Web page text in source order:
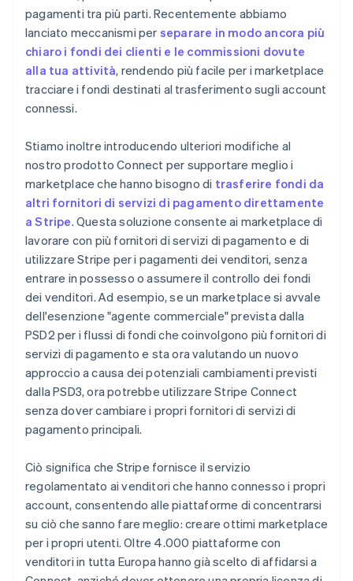
pagamenti tra più parti. Recentemente abbiamo
lanciato meccanismi per separare in modo ancora più
chiaro i fondi dei clienti e le commissioni dovute
alla tua attività, rendendo più facile per i marketplace
tracciare i fondi destinati al trasferimento sugli account
connessi.
Stiamo inoltre introducendo ulteriori modifiche al
nostro prodotto Connect per supportare meglio i
marketplace che hanno bisogno di trasferire fondi da
altri fornitori di servizi di pagamento direttamente
a Stripe. Questa soluzione consente ai marketplace di
lavorare con più fornitori di servizi di pagamento e di
utilizzare Stripe per i pagamenti dei venditori, senza
entrare in possesso o assumere il controllo dei fondi
dei venditori. Ad esempio, se un marketplace si avvale
dell'esenzione "agente commerciale" prevista dalla
PSD2 per i flussi di fondi che coinvolgono più fornitori di
servizi di pagamento e sta ora valutando un nuovo
approccio a causa dei potenziali cambiamenti previsti
dalla PSD3, ora potrebbe utilizzare Stripe Connect
senza dover cambiare i propri fornitori di servizi di
pagamento principali.
Ciò significa che Stripe fornisce il servizio
regolamentato ai venditori che hanno connesso i propri
account, consentendo alle piattaforme di concentrarsi
su ciò che sanno fare meglio: creare ottimi marketplace
per i propri utenti. Oltre 4.000 piattaforme con
venditori in tutta Europa hanno già scelto di affidarsi a